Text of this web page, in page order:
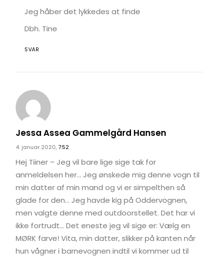
Jeg håber det lykkedes at finde
Dbh. Tine
SVAR
Jessa Assea Gammelgård Hansen
4. januar 2020,7:52
Hej Tiiner – Jeg vil bare lige sige tak for
anmeldelsen her… Jeg ønskede mig denne vogn til
min datter af min mand og vi er simpelthen så
glade for den… Jeg havde kig på Oddervognen,
men valgte denne med outdoorstellet. Det har vi
ikke fortrudt… Det eneste jeg vil sige er: Vælg en
MØRK farve! Vita, min datter, slikker på kanten når
hun vågner i barnevognen indtil vi kommer ud til